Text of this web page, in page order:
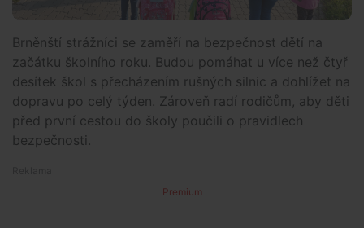
Brněnští strážníci se zaměří na bezpečnost dětí na
začátku školního roku. Budou pomáhat u více než čtyř
desítek škol s přecházením rušných silnic a dohlížet na
dopravu po celý týden. Zároveň radí rodičům, aby děti
před první cestou do školy poučili o pravidlech
bezpečnosti.
Premium